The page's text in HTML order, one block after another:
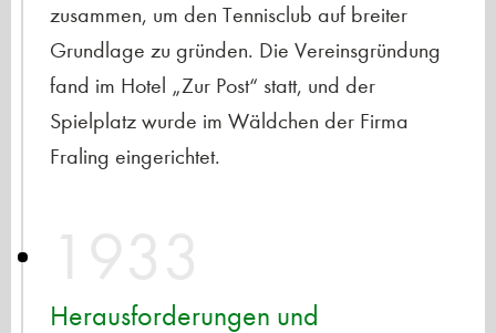
zusammen, um den Tennisclub auf breiter
Grundlage zu gründen. Die Vereinsgründung
fand im Hotel „Zur Post“ statt, und der
Spielplatz wurde im Wäldchen der Firma
Fraling eingerichtet.
Herausforderungen und